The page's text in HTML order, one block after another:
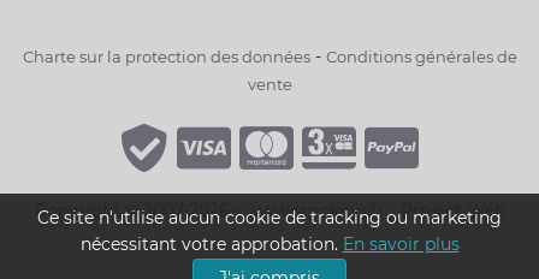
Charte sur la protection des données- Conditions générales de
vente
Copyright © 2007-2026 - www.smoking.fr -Project Web
Ce site n'utilise aucun cookie de tracking ou marketing
nécessitant votre approbation. En savoir plus